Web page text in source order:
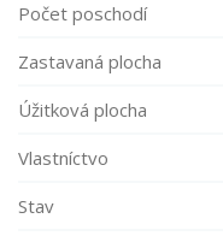
Počet poschodí
Zastavaná plocha
Úžitková plocha
Vlastníctvo
Stav